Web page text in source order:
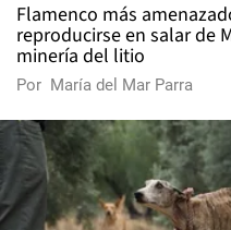
Flamenco más
reproducirse en salar de
minería del litio
Por María del Mar Parra